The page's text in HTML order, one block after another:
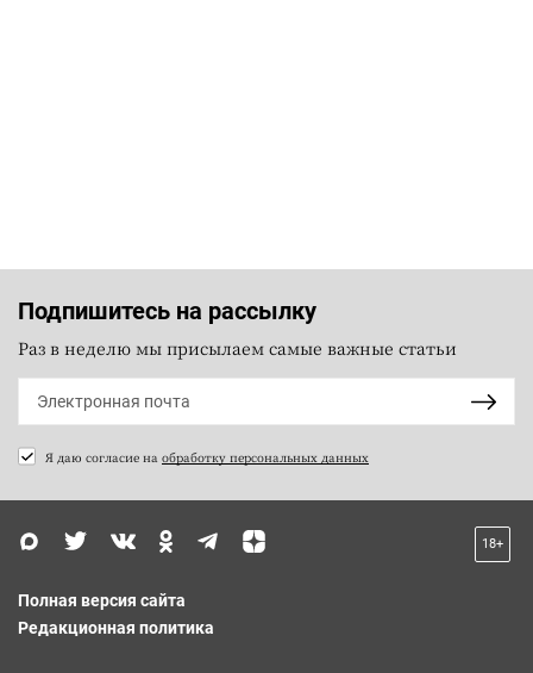
Подпишитесь на рассылку
Раз в неделю мы присылаем самые важные статьи
Я даю согласие на обработку персональных данных
18+
Полная версия сайта
Редакционная политика